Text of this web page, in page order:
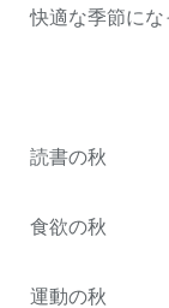
快適な季節にな
読書の秋
食欲の秋
運動の秋